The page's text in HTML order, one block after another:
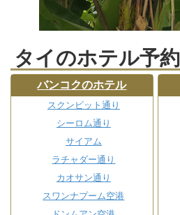
タイのホテル予約
バンコクのホテル
スクンビット通り
シーロム通り
サイアム
ラチャダー通り
カオサン通り
スワンナプーム空港